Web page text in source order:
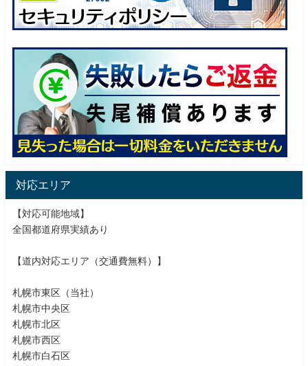
対応エリア
【対応可能地域】
全国都道府県実績あり
【道内対応エリア（交通費無料）】
札幌市東区（当社）
札幌市中央区
札幌市北区
札幌市西区
札幌市白石区